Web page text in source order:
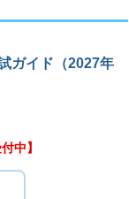
ガイド（2027年
中】